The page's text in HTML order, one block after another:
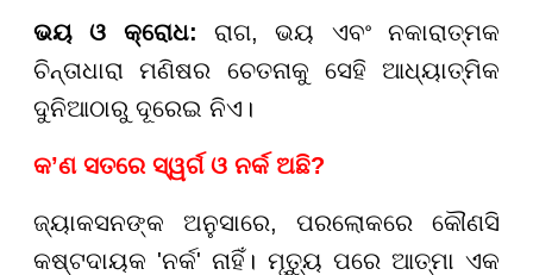
ଭୟ ଓ କ୍ରୋଧ: ରାଗ, ଭୟ ଏବଂ ନକାରାତ୍ମକ
ଚିନ୍ତାଧାରା ମଣିଷର ଚେତନାକୁ ସେହି ଆଧ୍ୟାତ୍ମିକ
ଦୁନିଆଠାରୁ ଦୂରେଇ ନିଏ।
କ’ଣ ସତରେ ସ୍ୱର୍ଗ ଓ ନର୍କ ଅଛି?
ଜ୍ୟାକସନଙ୍କ ଅନୁସାରେ, ପରଲୋକରେ କୌଣସି
କଷ୍ଟଦାୟକ 'ନର୍କ' ନାହିଁ। ମୃତ୍ୟୁ ପରେ ଆତ୍ମା ଏକ